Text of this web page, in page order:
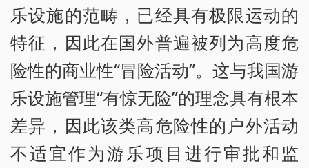
乐设施的范畴，已经具有极限运动的
特征，因此在国外普遍被列为高度危
险性的商业性“冒险活动”。这与我国游
乐设施管理“有惊无险”的理念具有根本
差异，因此该类高危险性的户外活动
不适宜作为游乐项目进行审批和监